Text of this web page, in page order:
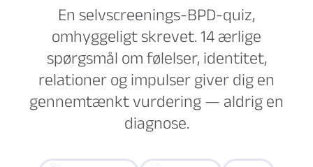
En selvscreenings-BPD-quiz,
omhyggeligt skrevet. 14 ærlige
spørgsmål om følelser, identitet,
relationer og impulser giver dig en
gennemtænkt vurdering — aldrig en
diagnose.